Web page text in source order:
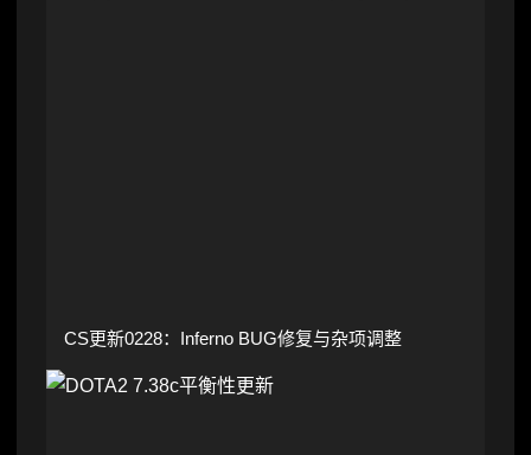
CS更新0228：Inferno BUG修复与杂项调整